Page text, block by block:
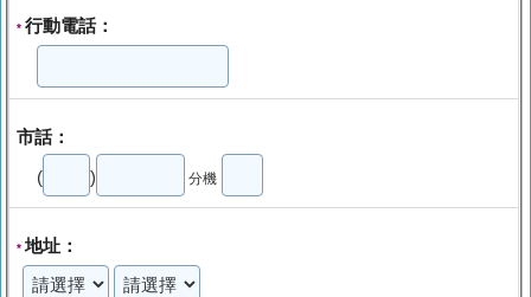
* 行動電話：
市話：
( ) 分機
*地址：